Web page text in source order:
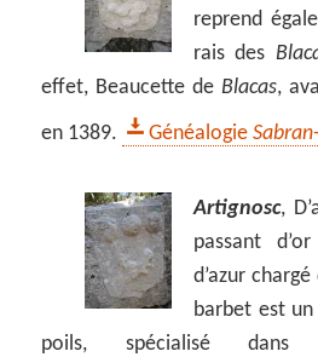
reprend
rais des
effet, Beaucette deBlacas,
en 1389.
Généalogie
Artignosc,
passant
d’azur
barbet est un
poils, spécialisé